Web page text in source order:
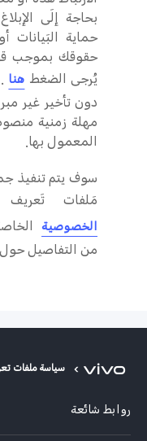
بحاجة إلَى
حماية
حقوقك بموجب
يُرجى الضغط هنا
دون تأخير غير
مهلة زمنية
المعمول بها.
سوف يتم تنفيذ
مَلفات تَعريف
الخصوصية
من التفاصيل حول
سياسة ملفات
روابط شائعة